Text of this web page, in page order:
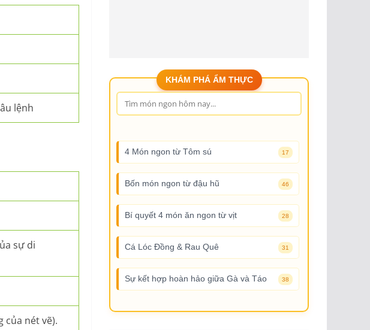
lệnh
sự di
của nét vẽ).
KHÁM PHÁ ẨM THỰC
4 Món ngon từ Tôm sú 17
Bốn món ngon từ đậu hũ 46
Bí quyết 4 món ăn ngon từ vịt 28
Cá Lóc Đồng & Rau Quê 31
Sự kết hợp hoàn hảo giữa Gà và Táo 38